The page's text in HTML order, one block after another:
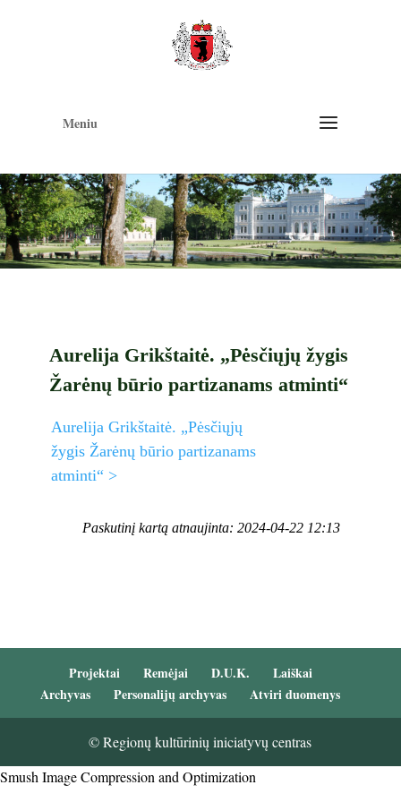
Meniu
Aurelija Grikštaitė. „Pėsčiųjų žygis
Žarėnų būrio partizanams atminti“
Aurelija Grikštaitė. „Pėsčiųjų
žygis Žarėnų būrio partizanams
atminti“ >
Paskutinį kartą atnaujinta: 2024-04-22 12:13
Projektai Remėjai D.U.K.
Laiškai
Archyvas
Personalijų archyvas Atviri duomenys
© Regionų kultūrinių iniciatyvų centras
Smush Image Compression and Optimization